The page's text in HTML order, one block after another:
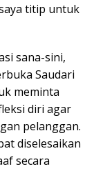
titip untuk
sana-sini,
Saudari
meminta
diri agar
pelanggan.
diselesaikan
secara